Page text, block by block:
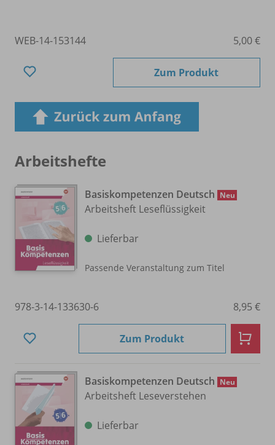
WEB-14-153144 5,00 €
Zum Produkt
Arbeitshefte
Basiskompetenzen Deutsch Neu
Arbeitsheft Leseflüssigkeit
Lieferbar
Passende Veranstaltung zum Titel
978-3-14-133630-6 8,95 €
Zum Produkt
Basiskompetenzen Deutsch Neu
Arbeitsheft Leseverstehen
Lieferbar